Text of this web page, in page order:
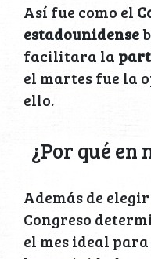
Así fue como el
estadounidense
facilitara la
el martes fue la
ello.
¿Por qué en
Además de
Congreso
el mes ideal